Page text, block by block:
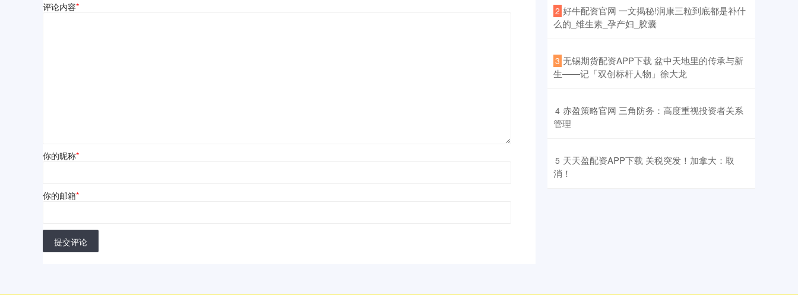
评论内容*
你的昵称*
你的邮箱*
提交评论
2 ​好牛配资官网 一文揭秘!润康三粒到底都是补什
么的_维生素_孕产妇_胶囊
3 ​无锡期货配资APP下载 盆中天地里的传承与新
生——记「双创标杆人物」徐大龙
4 ​赤盈策略官网 三角防务：高度重视投资者关系
管理
5 ​天天盈配资APP下载 关税突发！加拿大：取
消！